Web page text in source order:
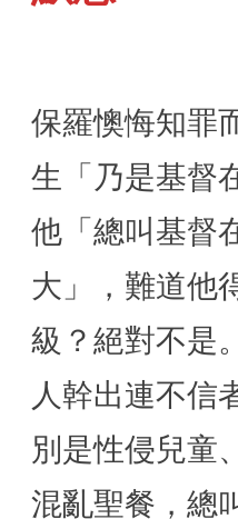
保羅懊悔知罪
生「乃是基督
他「總叫基督
大」，難道他
級？絕對不是
人幹出連不信
別是性侵兒童
混亂聖餐，總